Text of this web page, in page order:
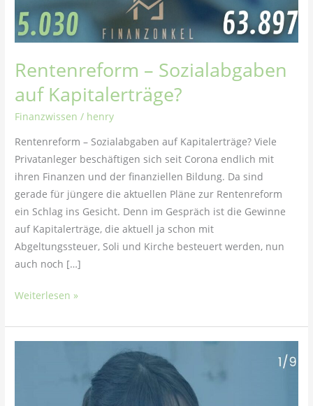
Rentenreform – Sozialabgaben
auf Kapitalerträge?
Finanzwissen / henry
Rentenreform – Sozialabgaben auf Kapitalerträge? Viele
Privatanleger beschäftigen sich seit Corona endlich mit
ihren Finanzen und der finanziellen Bildung. Da sind
gerade für jüngere die aktuellen Pläne zur Rentenreform
ein Schlag ins Gesicht. Denn im Gespräch ist die Gewinne
auf Kapitalerträge, die aktuell ja schon mit
Abgeltungssteuer, Soli und Kirche besteuert werden, nun
auch noch […]
Weiterlesen »
Zahnzusatzversicherung